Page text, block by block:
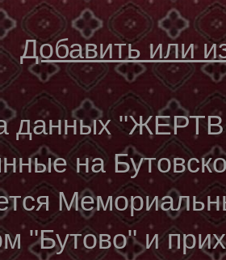
Добавить или
данных
на
"Бутово" и